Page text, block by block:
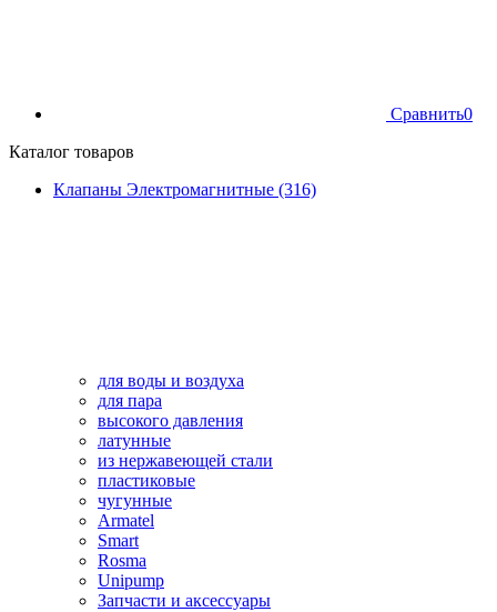
Сравнить0
Каталог товаров
Клапаны Электромагнитные (316)
для воды и воздуха
для пара
высокого давления
латунные
из нержавеющей стали
пластиковые
чугунные
Armatel
Smart
Rosma
Unipump
Запчасти и аксессуары